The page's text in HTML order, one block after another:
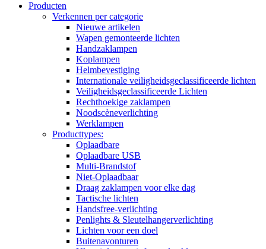
Producten
Verkennen per categorie
Nieuwe artikelen
Wapen gemonteerde lichten
Handzaklampen
Koplampen
Helmbevestiging
Internationale veiligheidsgeclassificeerde lichten
Veiligheidsgeclassificeerde Lichten
Rechthoekige zaklampen
Noodscèneverlichting
Werklampen
Producttypes:
Oplaadbare
Oplaadbare USB
Multi-Brandstof
Niet-Oplaadbaar
Draag zaklampen voor elke dag
Tactische lichten
Handsfree-verlichting
Penlights & Sleutelhangerverlichting
Lichten voor een doel
Buitenavonturen